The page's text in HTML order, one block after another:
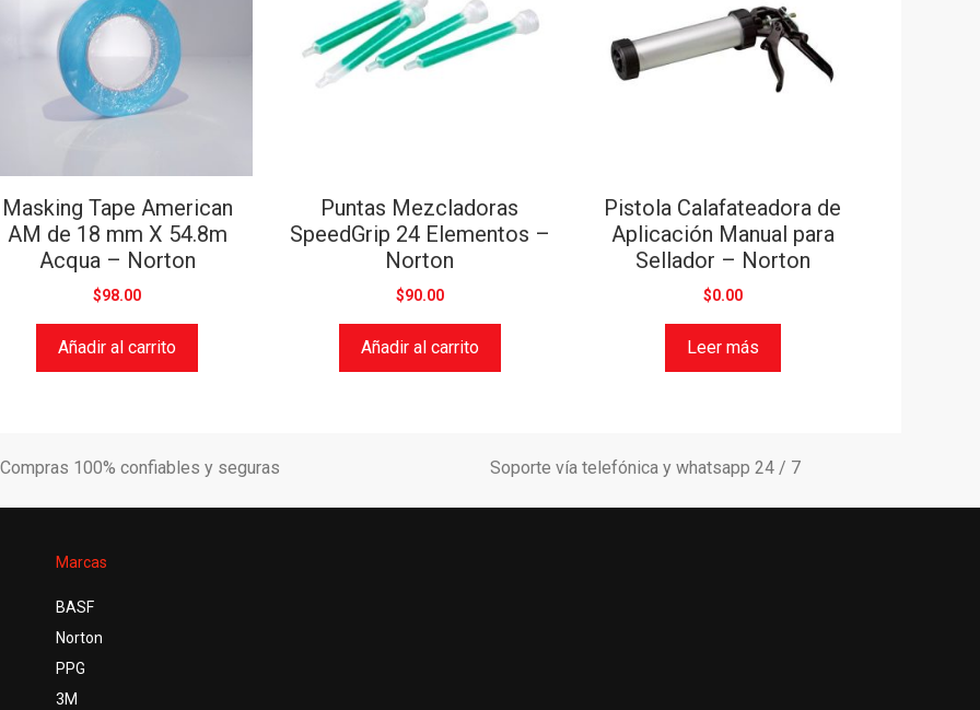
Masking Tape American
AM de 18 mm X 54.8m
Acqua – Norton
$98.00
Añadir al carrito
Puntas Mezcladoras
SpeedGrip 24 Elementos –
Norton
$90.00
Añadir al carrito
Pistola Calafateadora de
Aplicación Manual para
Sellador – Norton
$0.00
Leer más
Compras 100% confiables y seguras Soporte vía telefónica y whatsapp 24 / 7
Marcas
BASF
Norton
PPG
3M